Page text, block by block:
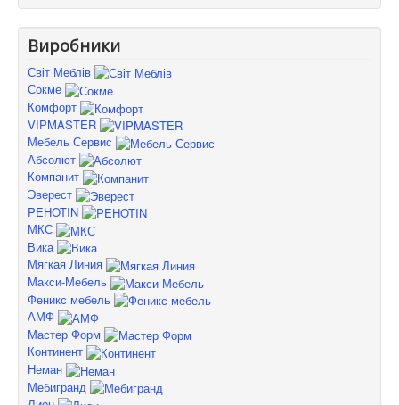
Виробники
Світ Меблів
Сокме
Комфорт
VIPMASTER
Мебель Сервис
Абсолют
Компанит
Эверест
PEHOTIN
МКС
Вика
Мягкая Линия
Макси-Мебель
Феникс мебель
АМФ
Мастер Форм
Континент
Неман
Мебигранд